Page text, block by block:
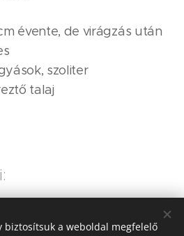
évente, de virágzás után
szoliter
talaj
Napfény
biztosítsuk a weboldal megfelelő